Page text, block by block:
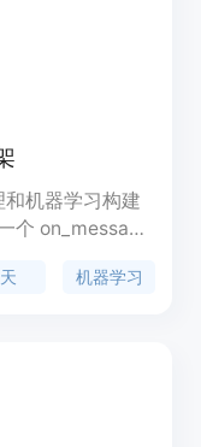
机器学习构建
个 on_message
模型、库、向量
机器学习